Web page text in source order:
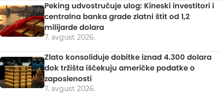
Peking udvostručuje ulog: Kineski investitori i
centralna banka grade zlatni štit od 1,2
milijarde dolara
7. avgust 2026.
Zlato konsoliduje dobitke iznad 4.300 dolara
dok tržišta iščekuju američke podatke o
zaposlenosti
7. avgust 2026.